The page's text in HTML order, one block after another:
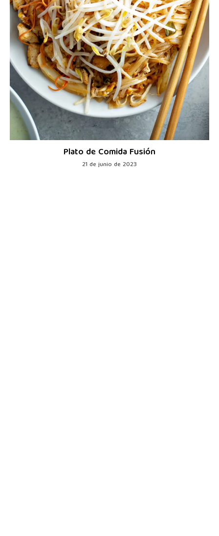
Plato de Comida Fusión
21 de junio de 2023